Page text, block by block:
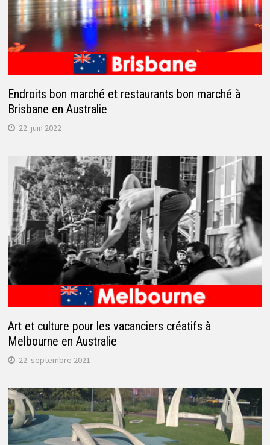
Endroits bon marché et restaurants bon marché à
Brisbane en Australie
22. juin 2022
Art et culture pour les vacanciers créatifs à
Melbourne en Australie
22. septembre 2021